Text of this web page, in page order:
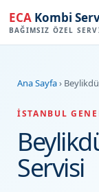
ECA Kombi
BAĞIMSIZ ÖZEL
Ana Sayfa›
İSTANBUL
Servisi